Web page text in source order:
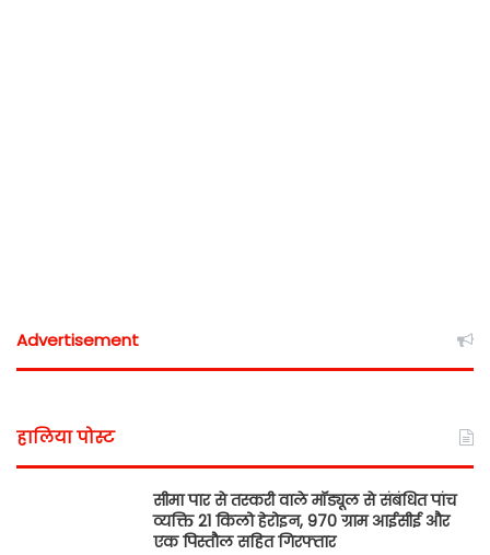
Advertisement
हालिया पोस्ट
सीमा पार से तस्करी वाले मॉड्यूल से संबंधित पांच
व्यक्ति 21 किलो हेरोइन, 970 ग्राम आईसीई और
एक पिस्तौल सहित गिरफ्तार